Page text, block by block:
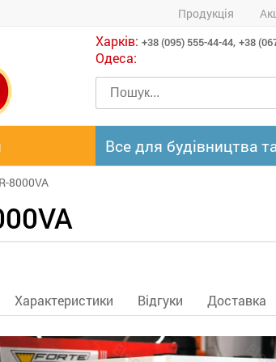
Продукція
Харків: +38 (095) 555-44-44, +38
Одеса:
Все для будівництва
8000VA
Характеристики Відгуки Доставка